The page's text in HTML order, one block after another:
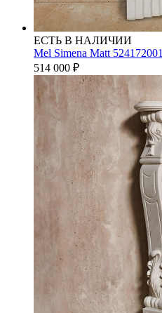
ЕСТЬ В НАЛИЧИИ
Mel Simena Matt 524172001
514 000 ₽